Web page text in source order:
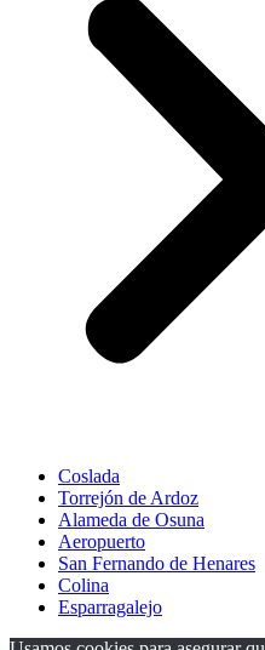
Coslada
Torrejón de Ardoz
Alameda de Osuna
Aeropuerto
San Fernando de Henares
Colina
Esparragalejo